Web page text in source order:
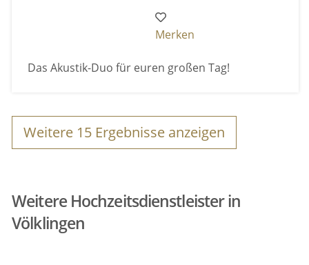
Merken
Das Akustik-Duo für euren großen Tag!
Weitere 15 Ergebnisse anzeigen
Weitere Hochzeitsdienstleister in
Völklingen